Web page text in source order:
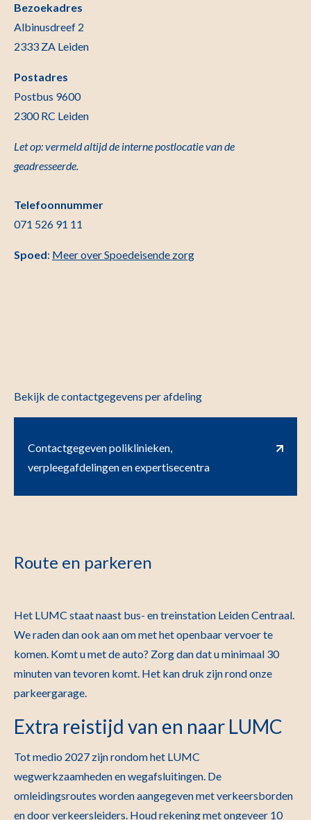
Bezoekadres
Albinusdreef 2
2333 ZA Leiden
Postadres
Postbus 9600
2300 RC Leiden
Let op: vermeld altijd de interne postlocatie van de
geadresseerde.
Telefoonnummer
071 526 91 11
Spoed: Meer over Spoedeisende zorg
Bekijk de contactgegevens per afdeling
Contactgegeven poliklinieken,
verpleegafdelingen en expertisecentra
Route en parkeren
Het LUMC staat naast bus- en treinstation Leiden Centraal.
We raden dan ook aan om met het openbaar vervoer te
komen. Komt u met de auto? Zorg dan dat u minimaal 30
minuten van tevoren komt. Het kan druk zijn rond onze
parkeergarage.
Extra reistijd van en naar LUMC
Tot medio 2027 zijn rondom het LUMC
wegwerkzaamheden en wegafsluitingen. De
omleidingsroutes worden aangegeven met verkeersborden
en door verkeersleiders. Houd rekening met ongeveer 10